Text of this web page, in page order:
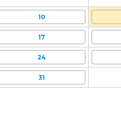
10
17
24
31